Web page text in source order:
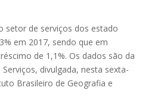
setor de serviços dos estado
em 2017, sendo que em
de 1,1%. Os dados são da
divulgada, nesta sexta-
Brasileiro de Geografia e